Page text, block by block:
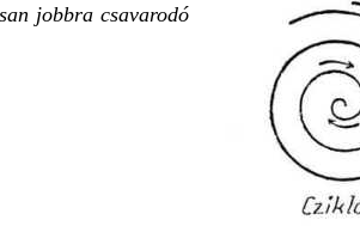
jobbra csavarodó